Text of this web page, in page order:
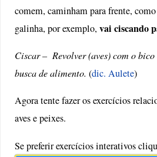
comem, caminham para frente,
galinha, por exemplo,vai ciscando
Ciscar – Revolver (aves) com o
busca de alimento. (dic. Aulete)
Agora tente fazer os exercícios
aves e peixes.
Se preferir exercícios interativos